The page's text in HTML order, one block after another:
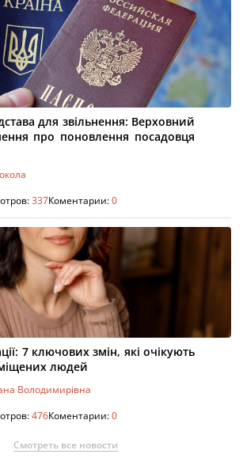
для звільнення: Верховний
про поновлення посадовця
337Коментарии:0
7 ключових змін, які очікують
людей
Володимирівна
476Коментарии:0
Смотреть все новости